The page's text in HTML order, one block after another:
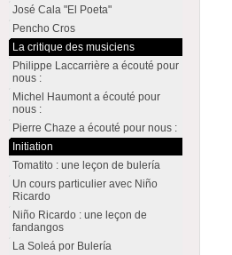
José Cala "El Poeta"
Pencho Cros
La critique des musiciens
Philippe Laccarrière a écouté pour
nous :
Michel Haumont a écouté pour
nous :
Pierre Chaze a écouté pour nous :
Initiation
Tomatito : une leçon de bulería
Un cours particulier avec Niño
Ricardo
Niño Ricardo : une leçon de
fandangos
La Soleá por Bulería